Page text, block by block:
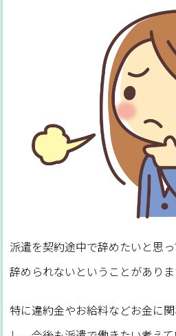
派遣を契約途中で辞めたいと思
辞められないということがありま
特に違約金やお給料などお金に